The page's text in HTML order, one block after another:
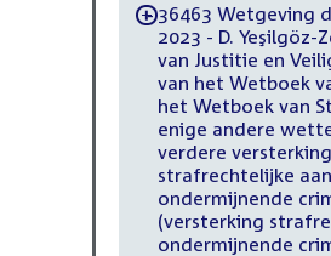
-36463 Wetgeving
2023 - D. Yeşilgöz-
van Justitie en
van het Wetboek
het Wetboek van
enige andere
verdere
strafrechtelijke
ondermijnende
(versterking
ondermijnende